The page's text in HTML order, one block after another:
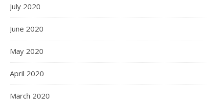
July 2020
June 2020
May 2020
April 2020
March 2020